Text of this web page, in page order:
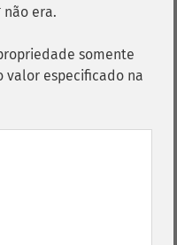
não era.
somente
valor especificado na